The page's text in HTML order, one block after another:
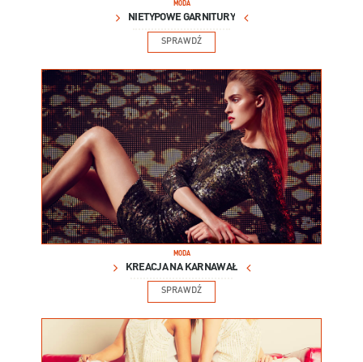
MODA
NIETYPOWE GARNITURY
SPRAWDŹ
MODA
KREACJA NA KARNAWAŁ
SPRAWDŹ